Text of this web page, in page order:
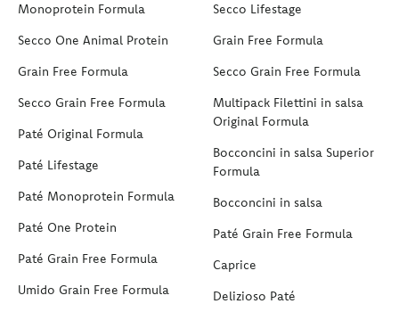
Monoprotein Formula
Secco One Animal Protein
Grain Free Formula
Secco Grain Free Formula
Paté Original Formula
Paté Lifestage
Paté Monoprotein Formula
Paté One Protein
Paté Grain Free Formula
Umido Grain Free Formula
Secco Lifestage
Grain Free Formula
Secco Grain Free Formula
Multipack Filettini in salsa
Original Formula
Bocconcini in salsa Superior
Formula
Bocconcini in salsa
Paté Grain Free Formula
Caprice
Delizioso Paté